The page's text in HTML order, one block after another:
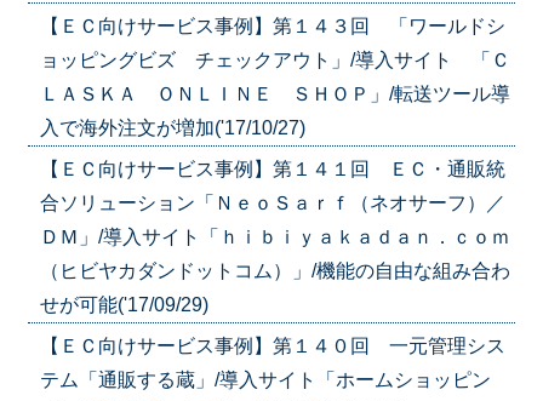
【ＥＣ向けサービス事例】第１４３回 「ワールドシ
ョッピングビズ チェックアウト」/導入サイト 「Ｃ
ＬＡＳＫＡ ＯＮＬＩＮＥ ＳＨＯＰ」/転送ツール導
入で海外注文が増加('17/10/27)
【ＥＣ向けサービス事例】第１４１回 ＥＣ・通販統
合ソリューション「ＮｅｏＳａｒｆ（ネオサーフ）／
ＤＭ」/導入サイト「ｈｉｂｉｙａｋａｄａｎ．ｃｏｍ
（ヒビヤカダンドットコム）」/機能の自由な組み合わ
せが可能('17/09/29)
【ＥＣ向けサービス事例】第１４０回 一元管理シス
テム「通販する蔵」/導入サイト「ホームショッピン